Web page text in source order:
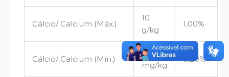
Cálcio/ Calcium (Máx.)
10
g/kg
1,00%
Cálcio/ Calcium (Mín.)
2.000
mg/kg
0,20%